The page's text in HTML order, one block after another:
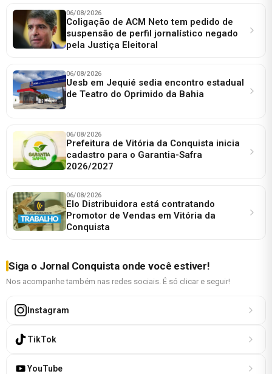
06/08/2026
Coligação de ACM Neto tem pedido de
suspensão de perfil jornalístico negado
pela Justiça Eleitoral
06/08/2026
Uesb em Jequié sedia encontro estadual
de Teatro do Oprimido da Bahia
06/08/2026
Prefeitura de Vitória da Conquista inicia
cadastro para o Garantia-Safra
2026/2027
06/08/2026
Elo Distribuidora está contratando
Promotor de Vendas em Vitória da
Conquista
Siga o Jornal Conquista onde você estiver!
Nos acompanhe também nas redes sociais. É só clicar e seguir!
Instagram
TikTok
YouTube